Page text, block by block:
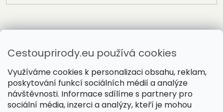
Cestouprirody.eu používá cookies
Využíváme cookies k personalizaci obsahu, reklam,
poskytování funkcí sociálních médií a analýze
návštěvnosti. Informace sdílíme s partnery pro
sociální média, inzerci a analýzy, kteří je mohou
Vytvořil Shoptet